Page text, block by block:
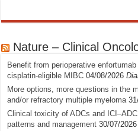
Nature – Clinical
Benefit from perioperative
cisplatin-eligible MIBC 04/08/2026
More options, more questions in the
and/or refractory multiple myeloma
Clinical toxicity of ADCs and
patterns and management 30/07/2026